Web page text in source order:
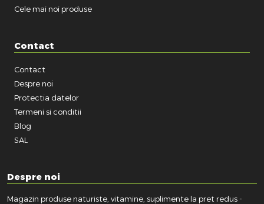
Cele mai noi produse
Contact
Contact
Despre noi
Protectia datelor
Termeni si conditii
Blog
SAL
Despre noi
Magazin produse naturiste, vitamine, suplimente la pret redus -